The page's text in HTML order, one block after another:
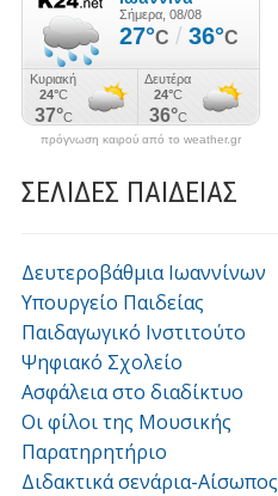
πρόγνωση καιρού από το weather.gr
ΣΕΛΙΔΕΣ ΠΑΙΔΕΙΑΣ
Δευτεροβάθμια Ιωαννίνων
Υπουργείο Παιδείας
Παιδαγωγικό Ινστιτούτο
Ψηφιακό Σχολείο
Ασφάλεια στο διαδίκτυο
Οι φίλοι της Μουσικής
Παρατηρητήριο
Διδακτικά σενάρια-Αίσωπος